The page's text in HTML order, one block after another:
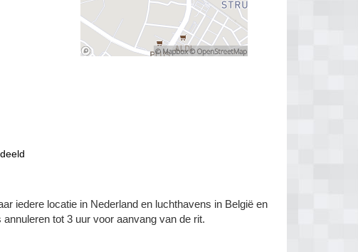
iedere locatie in Nederland en luchthavens in België en
tot 3 uur voor aanvang van de rit.